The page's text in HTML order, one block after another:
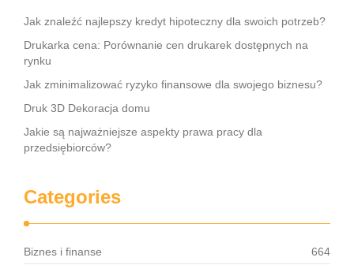
Jak znaleźć najlepszy kredyt hipoteczny dla swoich potrzeb?
Drukarka cena: Porównanie cen drukarek dostępnych na
rynku
Jak zminimalizować ryzyko finansowe dla swojego biznesu?
Druk 3D Dekoracja domu
Jakie są najważniejsze aspekty prawa pracy dla
przedsiębiorców?
Categories
Biznes i finanse
664